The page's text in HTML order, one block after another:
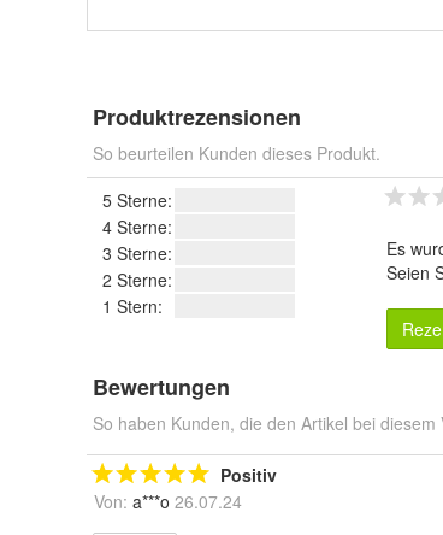
Produktrezensionen
So beurteilen Kunden dieses Produkt.
5 Sterne:
4 Sterne:
3 Sterne:
2 Sterne:
1 Stern:
Es
Seien
Bewertungen
So haben Kunden, die den Artikel bei
Positiv
Von: a***o 26.07.24